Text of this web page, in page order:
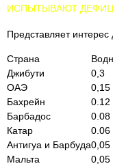
ИСПЫТЫВАЮТ
Представляет
Страна
Джибути
0,3
ОАЭ
0,15
Бахрейн
0.12
Барбадос
0.08
Катар
0.06
Антигуа и Барбуда0,05
Мальта
0,05